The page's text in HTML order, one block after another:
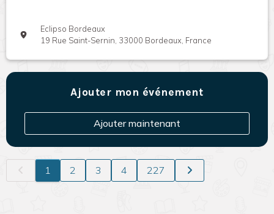
Eclipso Bordeaux
19 Rue Saint-Sernin, 33000 Bordeaux, France
Ajouter mon événement
Ajouter maintenant
1 2 3 4 227